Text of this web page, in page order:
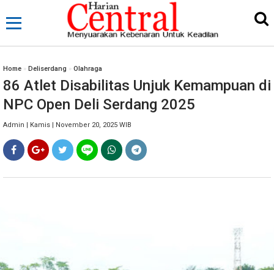
Home » Deliserdang » Olahraga
86 Atlet Disabilitas Unjuk Kemampuan di
NPC Open Deli Serdang 2025
Admin | Kamis | November 20, 2025 WIB